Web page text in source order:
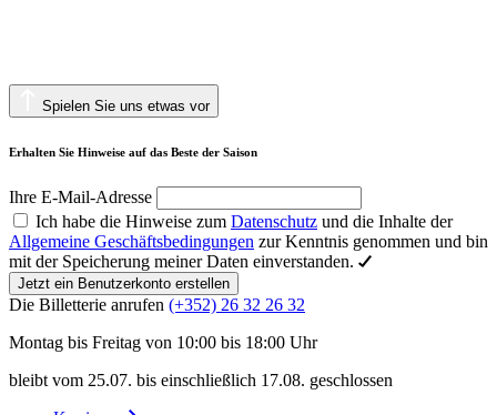
Spielen Sie uns etwas vor
Erhalten Sie Hinweise auf das Beste der Saison
Ihre E-Mail-Adresse
Ich habe die Hinweise zum Datenschutz und die Inhalte der
Allgemeine Geschäftsbedingungen zur Kenntnis genommen und bin
mit der Speicherung meiner Daten einverstanden.
Jetzt ein Benutzerkonto erstellen
Die Billetterie anrufen (+352) 26 32 26 32
Montag bis Freitag von 10:00 bis 18:00 Uhr
bleibt vom 25.07. bis einschließlich 17.08. geschlossen